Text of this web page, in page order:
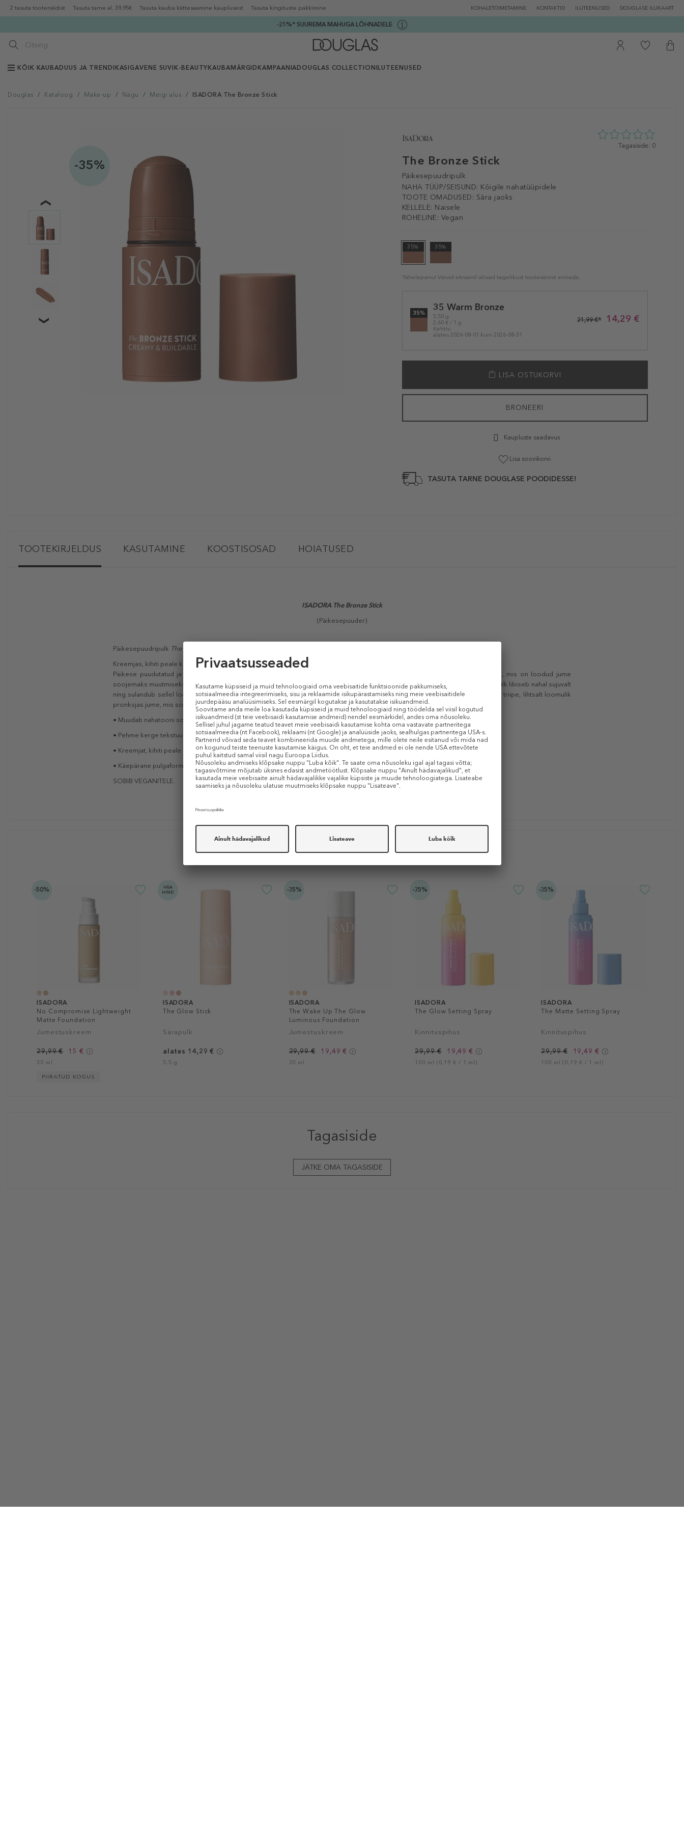
2 tasuta tootenäidist Tasuta tarne al. 39,95€ Tasuta kauba kättesaamine kauplusest Tasuta kingituste pakkimine KOHALETOIMETAMINE KONTAKTID ILUTEENUSED DOUGLASE ILUKAART
-25%* SUUREMA MAHUGA LÕHNADELE
KÕIK KAUBADUUS JA TRENDIKAS IGAVENE SUVI K-BEAUTY KAUBAMÄRGID KAMPAANIADOUGLAS COLLECTION ILUTEENUSED
Douglas / Kataloog / Make-up / Nägu / Meigi alus / ISADORA The Bronze Stick
-35% The Bronze Stick
Päikesepuudripulk
NAHA TÜÜP/SEISUND: Kõigile nahatüüpidele
TOOTE OMADUSED: Sära jaoks
KELLELE: Naisele
ROHELINE: Vegan
0
Tagasiside: 0
35% 35%
Tähelepanu! Värvid ekraanil võivad tegelikust tootevärvist erineda.
variation
35% 35 Warm Bronze
5.50 g
2,60 € / 1 g
Kehtiv:
alates 2026-08-01 kuni 2026-08-31
14,29 €
21,99 €*
LISA OSTUKORVI
BRONEERI
Kaupluste saadavus
Lisa soovikorvi
TASUTA TARNE DOUGLASE POODIDESSE!
TOOTEKIRJELDUS KASUTAMINE KOOSTISOSAD HOIATUSED
ISADORA The Bronze Stick
(Päikesepuuder)
Päikesepuudripulk The Bronze Stick
Kreemjas, kihiti peale kantav päikesepuudripulk sulandub nahal loomulikuks päikesest puudutatud säraks.
Päikese puudutatud ja terve välimusega jume kogu aasta vältel! Meie populaarseim toode on nüüd müügil uue versioonina, mis on loodud jume
soojemaks muutmiseks ja millel on sama armastatud tekstuur nagu meie kontuurpulgal (The Contour Stick)Pehme, kreemjas pulk libiseb nahal sujuvalt
ning sulandub sellel loomulikult. Soojus, sära ja värskelt puhkuselt naasmise tunne vaid sekunditega. Ei mingit mässamist ega triipe, lihtsalt loomulik
pronksjas jume, mis sobib aasta ringi.
• Muudab nahatooni soojemaks ja tagab loomuliku päikesepruuni lõpptulemuse.
• Pehme kerge tekstuur sulandub nahal.
• Kreemjat, kihiti peale kantavat koostist on lihtne hajutada.
• Käepärane pulgaformaat.
SOBIB VEGANITELE.
Sarnased tooted
-50%
ISADORA
No Compromise Lightweight
Matte Foundation
Jumestuskreem
29,99 € 15 €
30 ml
PIIRATUD KOGUS
HEA
HIND
ISADORA
The Glow Stick
Särapulk
alates 14,29 €
5.5 g
-35%
ISADORA
The Wake Up The Glow
Luminous Foundation
Jumestuskreem
29,99 € 19,49 €
30 ml
-35%
ISADORA
The Glow Setting Spray
Kinnituspihus
29,99 € 19,49 €
100 ml (0,19 € / 1 ml)
-35%
ISADORA
The Matte Setting Spray
Kinnituspihus
29,99 € 19,49 €
100 ml (0,19 € / 1 ml)
Tagasiside
JÄTKE OMA TAGASISIDE